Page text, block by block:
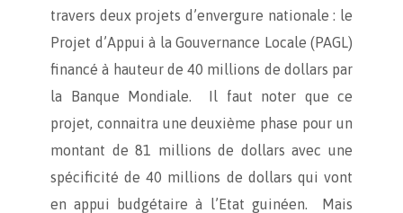
travers deux projets d’envergure nationale : le
Projet d’Appui à la Gouvernance Locale (PAGL)
financé à hauteur de 40 millions de dollars par
la Banque Mondiale. Il faut noter que ce
projet, connaitra une deuxième phase pour un
montant de 81 millions de dollars avec une
spécificité de 40 millions de dollars qui vont
en appui budgétaire à l’Etat guinéen. Mais